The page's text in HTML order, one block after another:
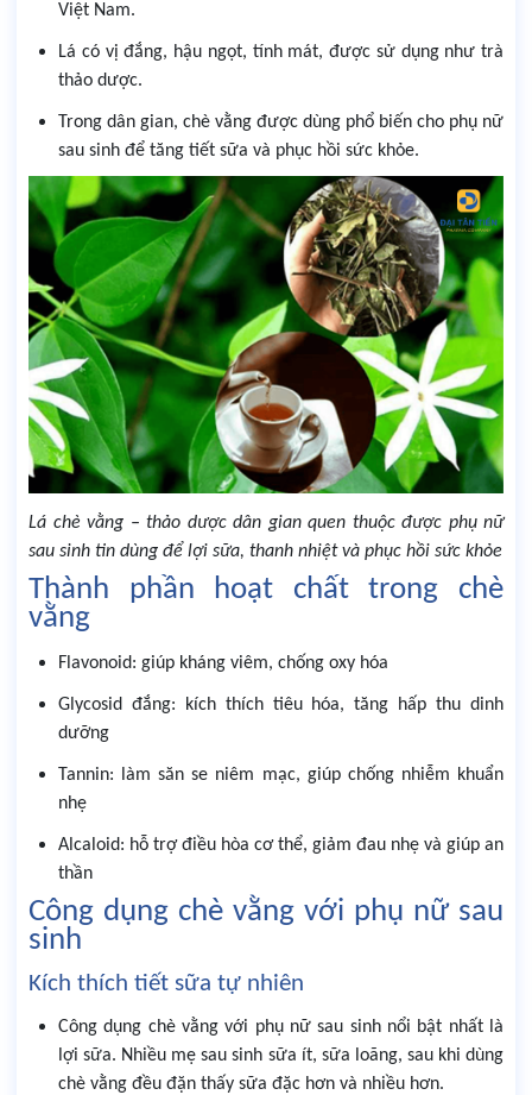
Việt Nam.
Lá có vị đắng, hậu ngọt, tính mát, được sử dụng như trà
thảo dược.
Trong dân gian, chè vằng được dùng phổ biến cho phụ nữ
sau sinh để tăng tiết sữa và phục hồi sức khỏe.
Lá chè vằng – thảo dược dân gian quen thuộc được phụ nữ
sau sinh tin dùng để lợi sữa, thanh nhiệt và phục hồi sức khỏe
Thành phần hoạt chất trong chè
vằng
Flavonoid: giúp kháng viêm, chống oxy hóa
Glycosid đắng: kích thích tiêu hóa, tăng hấp thu dinh
dưỡng
Tannin: làm săn se niêm mạc, giúp chống nhiễm khuẩn
nhẹ
Alcaloid: hỗ trợ điều hòa cơ thể, giảm đau nhẹ và giúp an
thần
Công dụng chè vằng với phụ nữ sau
sinh
Kích thích tiết sữa tự nhiên
Công dụng chè vằng với phụ nữ sau sinh nổi bật nhất là
lợi sữa. Nhiều mẹ sau sinh sữa ít, sữa loãng, sau khi dùng
chè vằng đều đặn thấy sữa đặc hơn và nhiều hơn.